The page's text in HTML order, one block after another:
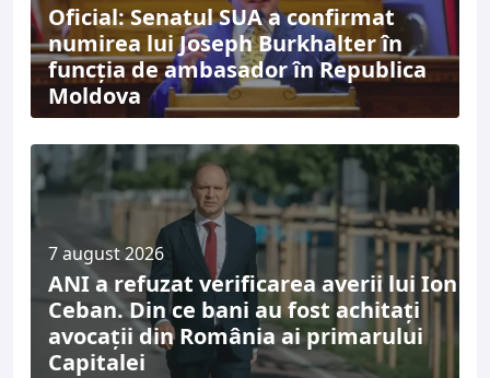
Oficial: Senatul SUA a confirmat
numirea lui Joseph Burkhalter în
funcția de ambasador în Republica
Moldova
7 august 2026
ANI a refuzat verificarea averii lui Ion
Ceban. Din ce bani au fost achitați
avocații din România ai primarului
Capitalei